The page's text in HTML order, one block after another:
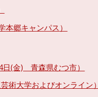
本郷キャンパス）
(金) 青森県むつ市）
大学およびオンライン）